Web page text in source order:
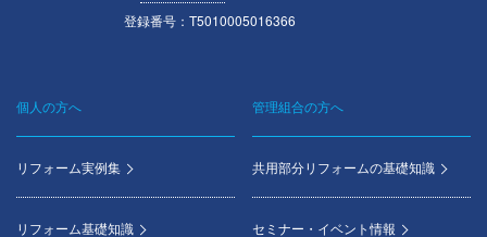
登録番号：T5010005016366
Footer
menu
個人の方へ
リフォーム実例集
リフォーム基礎知識
管理組合の方へ
共用部分リフォームの基礎知識
セミナー・イベント情報